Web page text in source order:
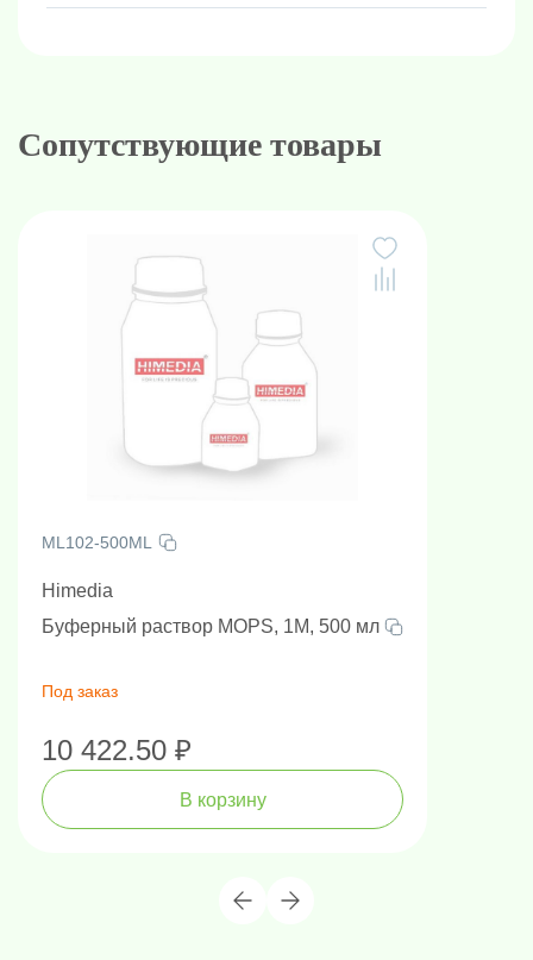
Сопутствующие товары
ML102-500ML
Himedia
Буферный раствор MOPS, 1M, 500 мл
Под заказ
10 422.50 ₽
В корзину